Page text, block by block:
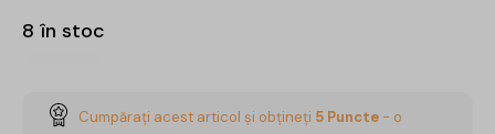
8 în stoc
Cumpărați acest articol și obțineți 5 Puncte - o